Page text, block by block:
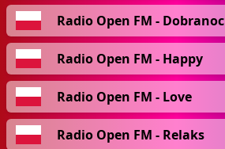
Radio Open FM - Dobranoc
Radio Open FM - Happy
Radio Open FM - Love
Radio Open FM - Relaks